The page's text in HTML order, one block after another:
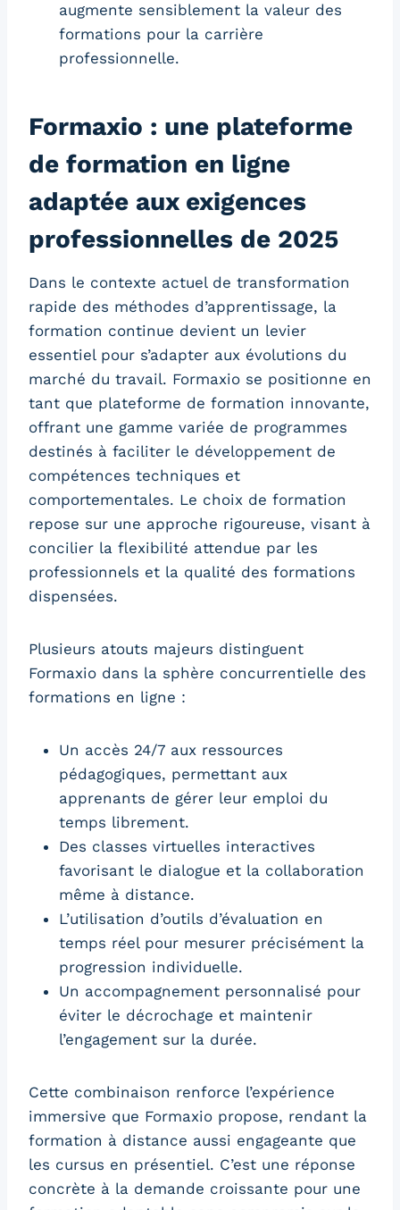
augmente sensiblement la valeur des
formations pour la carrière
professionnelle.
Formaxio : une plateforme
de formation en ligne
adaptée aux exigences
professionnelles de 2025
Dans le contexte actuel de transformation
rapide des méthodes d’apprentissage, la
formation continue devient un levier
essentiel pour s’adapter aux évolutions du
marché du travail. Formaxio se positionne en
tant que plateforme de formation innovante,
offrant une gamme variée de programmes
destinés à faciliter le développement de
compétences techniques et
comportementales. Le choix de formation
repose sur une approche rigoureuse, visant à
concilier la flexibilité attendue par les
professionnels et la qualité des formations
dispensées.
Plusieurs atouts majeurs distinguent
Formaxio dans la sphère concurrentielle des
formations en ligne :
Un accès 24/7 aux ressources
pédagogiques, permettant aux
apprenants de gérer leur emploi du
temps librement.
Des classes virtuelles interactives
favorisant le dialogue et la collaboration
même à distance.
L’utilisation d’outils d’évaluation en
temps réel pour mesurer précisément la
progression individuelle.
Un accompagnement personnalisé pour
éviter le décrochage et maintenir
l’engagement sur la durée.
Cette combinaison renforce l’expérience
immersive que Formaxio propose, rendant la
formation à distance aussi engageante que
les cursus en présentiel. C’est une réponse
concrète à la demande croissante pour une